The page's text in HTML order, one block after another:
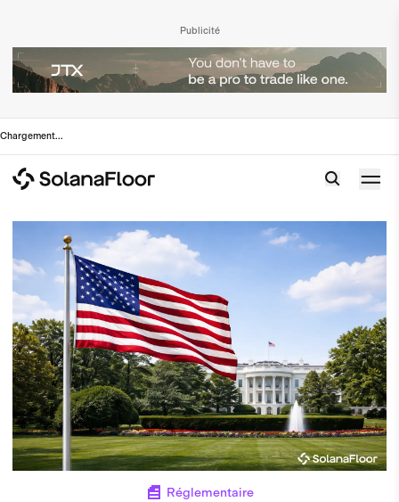
Publicité
Chargement...
Réglementaire